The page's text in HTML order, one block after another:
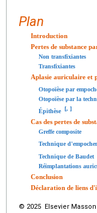
Plan
Introduction
Pertes de substance
Non transfixiantes
Transfixiantes
Aplasie auriculaire et
Otopoïèse par
Otopoïèse par la
Épithèse [, ]
Cas des pertes de
Greffe composite
Technique
Technique de Baudet
Réimplantations
Conclusion
Déclaration de liens
© 2025 Elsevier